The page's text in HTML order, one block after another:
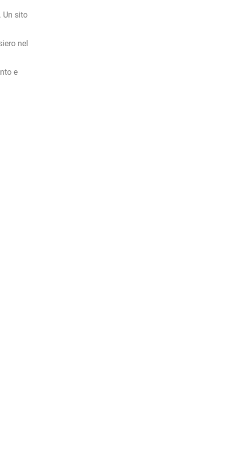
Un sito
nel
e